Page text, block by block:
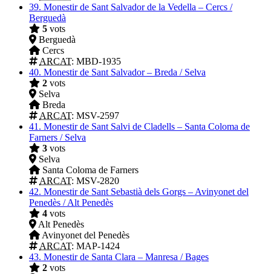
39. Monestir de Sant Salvador de la Vedella – Cercs /
Berguedà
5 vots
Berguedà
Cercs
ARCAT: MBD-1935
40. Monestir de Sant Salvador – Breda / Selva
2 vots
Selva
Breda
ARCAT: MSV-2597
41. Monestir de Sant Salvi de Cladells – Santa Coloma de
Farners / Selva
3 vots
Selva
Santa Coloma de Farners
ARCAT: MSV-2820
42. Monestir de Sant Sebastià dels Gorgs – Avinyonet del
Penedès / Alt Penedès
4 vots
Alt Penedès
Avinyonet del Penedès
ARCAT: MAP-1424
43. Monestir de Santa Clara – Manresa / Bages
2 vots